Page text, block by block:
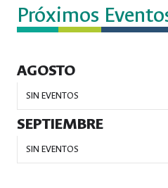
Próximos
AGOSTO
SIN EVENTOS
SEPTIEMBRE
SIN EVENTOS